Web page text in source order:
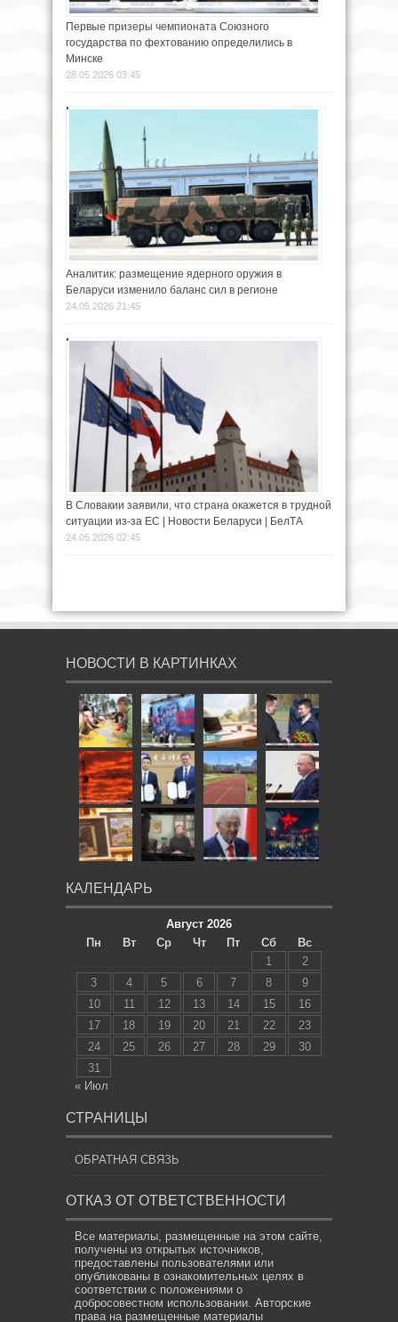
Первые призеры чемпионата Союзного
государства по фехтованию определились в
Минске
28.05.2026 03:45
Аналитик: размещение ядерного оружия в
Беларуси изменило баланс сил в регионе
24.05.2026 21:45
В Словакии заявили, что страна окажется в трудной
ситуации из-за ЕС | Новости Беларуси | БелТА
24.05.2026 02:45
НОВОСТИ В КАРТИНКАХ
КАЛЕНДАРЬ
Август 2026
Пн
Вт Ср Чт Пт Сб
Вс
1
2
3
4 5 6 7 8
9
10
11 12 13 14 15
16
17
18 19 20 21 22
23
24
25 26 27 28 29
30
31
« Июл
СТРАНИЦЫ
ОБРАТНАЯ СВЯЗЬ
ОТКАЗ ОТ ОТВЕТСТВЕННОСТИ
Все материалы, размещенные на этом сайте,
получены из открытых источников,
предоставлены пользователями или
опубликованы в ознакомительных целях в
соответствии с положениями о
добросовестном использовании. Авторские
права на размещенные материалы